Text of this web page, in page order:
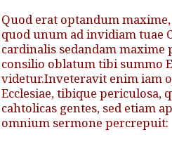
Quod erat optandum maxime,
quod unum ad invidiam tuae
cardinalis sedandam
consilio oblatum tibi summo
videtur.Inveteravit enim iam
Ecclesiae, tibique periculosa,
cahtolicas gentes, sed etiam
omnium sermone percrepuit: